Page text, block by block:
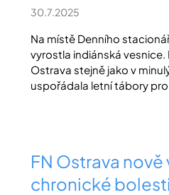
30.7.2025
Na místě Denního
vyrostla indiánská vesnice.
Ostrava stejně jako v
uspořádala letní tábory pro
FN Ostrava
chronické